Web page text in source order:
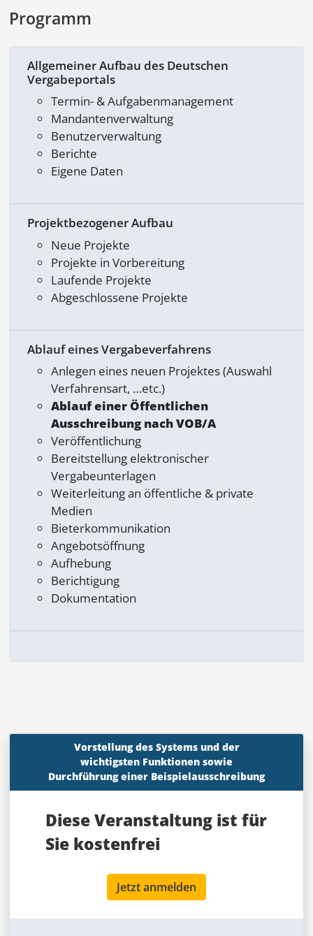
Programm
Allgemeiner Aufbau des Deutschen
Vergabeportals
Termin- & Aufgabenmanagement
Mandantenverwaltung
Benutzerverwaltung
Berichte
Eigene Daten
Projektbezogener Aufbau
Neue Projekte
Projekte in Vorbereitung
Laufende Projekte
Abgeschlossene Projekte
Ablauf eines Vergabeverfahrens
Anlegen eines neuen Projektes (Auswahl
Verfahrensart, …etc.)
Ablauf einer Öffentlichen
Ausschreibung nach VOB/A
Veröffentlichung
Bereitstellung elektronischer
Vergabeunterlagen
Weiterleitung an öffentliche & private
Medien
Bieterkommunikation
Angebotsöffnung
Aufhebung
Berichtigung
Dokumentation
Vorstellung des Systems und der
wichtigsten Funktionen sowie
Durchführung einer Beispielausschreibung
Diese Veranstaltung ist für
Sie kostenfrei
Jetzt anmelden